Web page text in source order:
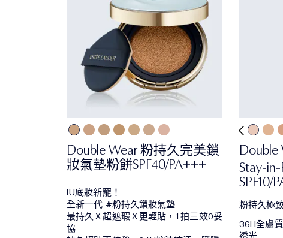
Double Wear 粉持久完美鎖
妝氣墊粉餅SPF40/PA+++
IU底妝新寵！
全新一代 #粉持久鎖妝氣墊
最持久Ｘ超遮瑕Ｘ更輕貼，1拍三效0妥
協
Double
Stay-
SPF10/
粉持久極
36H全膚